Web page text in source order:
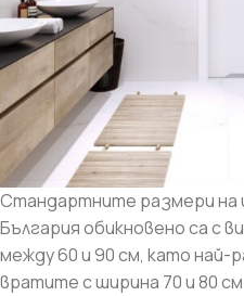
Стандартните размери на
България обикновено са с
между 60 и 90 см, като
вратите с ширина 70 и 80